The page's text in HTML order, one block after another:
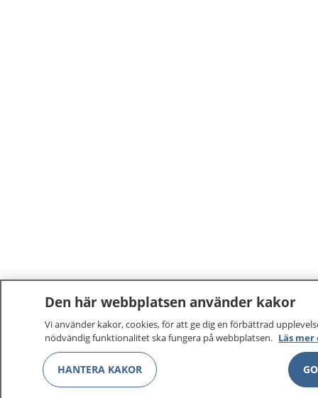
Den här webbplatsen använder kakor
Vi använder kakor, cookies, för att ge dig en förbättrad
nödvändig funktionalitet ska fungera på webbplatsen. Läs
HANTERA KAKOR